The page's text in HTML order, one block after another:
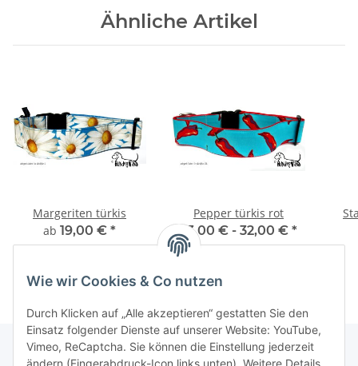
Ähnliche Artikel
Margeriten türkis
ab 19,00 € *
Pepper türkis rot
23,00 € - 32,00 € *
Wie wir Cookies & Co nutzen
Durch Klicken auf „Alle akzeptieren“ gestatten Sie den
Einsatz folgender Dienste auf unserer Website: YouTube,
Vimeo, ReCaptcha. Sie können die Einstellung jederzeit